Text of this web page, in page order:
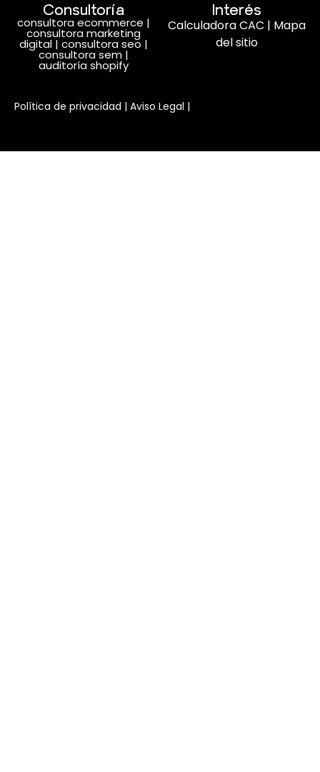
Consultoría
consultora ecommerce |
consultora marketing
digital | consultora seo |
consultora sem |
auditoría shopify
Interés
Calculadora CAC | Mapa
del sitio
Política de privacidad | Aviso Legal |
Habla con nosotros